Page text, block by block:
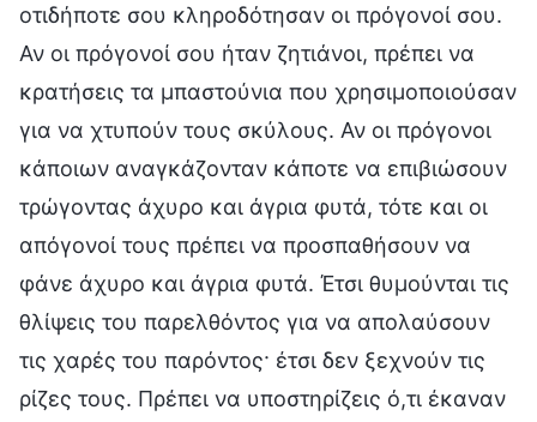
οτιδήποτε σου κληροδότησαν οι πρόγονοί σου.
Αν οι πρόγονοί σου ήταν ζητιάνοι, πρέπει να
κρατήσεις τα μπαστούνια που χρησιμοποιούσαν
για να χτυπούν τους σκύλους. Αν οι πρόγονοι
κάποιων αναγκάζονταν κάποτε να επιβιώσουν
τρώγοντας άχυρο και άγρια φυτά, τότε και οι
απόγονοί τους πρέπει να προσπαθήσουν να
φάνε άχυρο και άγρια φυτά. Έτσι θυμούνται τις
θλίψεις του παρελθόντος για να απολαύσουν
τις χαρές του παρόντος· έτσι δεν ξεχνούν τις
ρίζες τους. Πρέπει να υποστηρίζεις ό,τι έκαναν